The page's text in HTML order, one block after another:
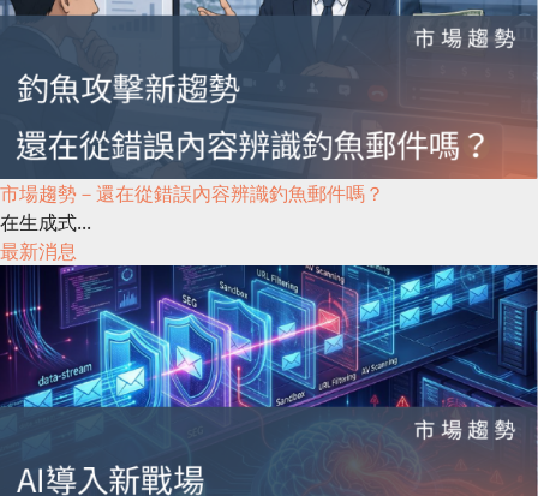
市場趨勢－還在從錯誤內容辨識釣魚郵件嗎？
在生成式...
最新消息